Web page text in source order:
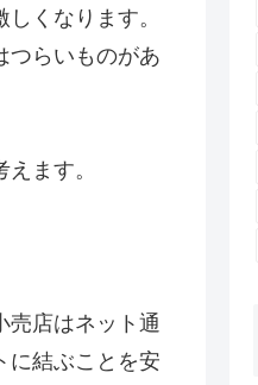
くなります。
つらいものがあ
ます。
売店はネット通
に結ぶことを安